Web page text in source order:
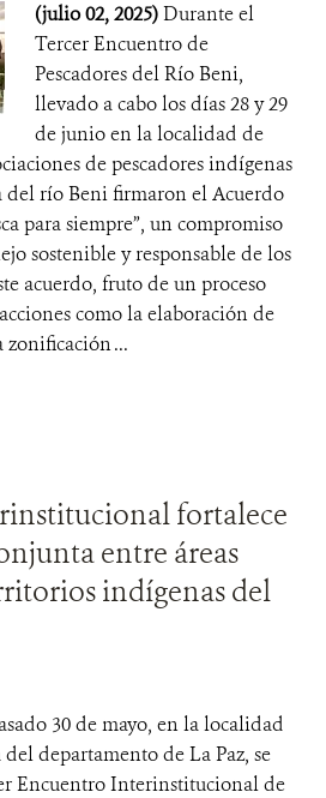
(julio 02, 2025)Durante el
Tercer Encuentro de
Pescadores del Río Beni,
llevado a cabo los días 28 y 29
de junio en la localidad de
de pescadores indígenas
del río Beni firmaron el Acuerdo
para siempre”, un compromiso
sostenible y responsable de los
acuerdo, fruto de un proceso
como la elaboración de
...
fortalece
entre áreas
indígenas del
30 de mayo, en la localidad
departamento de La Paz, se
Encuentro Interinstitucional de